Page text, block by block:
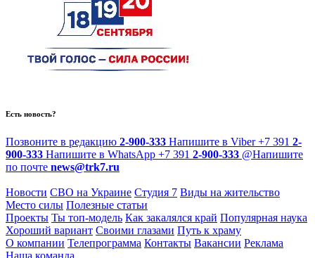
Есть новость?
Позвоните в редакцию 2-900-333 Напишите в Viber +7 391 2-
900-333 Напишите в WhatsApp +7 391 2-900-333 @Напишите
по почте news@trk7.ru
Новости СВО на Украине Студия 7 Виды на жительство
Место силы Полезные статьи
Проекты Ты топ-модель Как закалялся край Популярная наука
Хороший вариант Своими глазами Путь к храму
О компании Телепрограмма Контакты Вакансии Реклама